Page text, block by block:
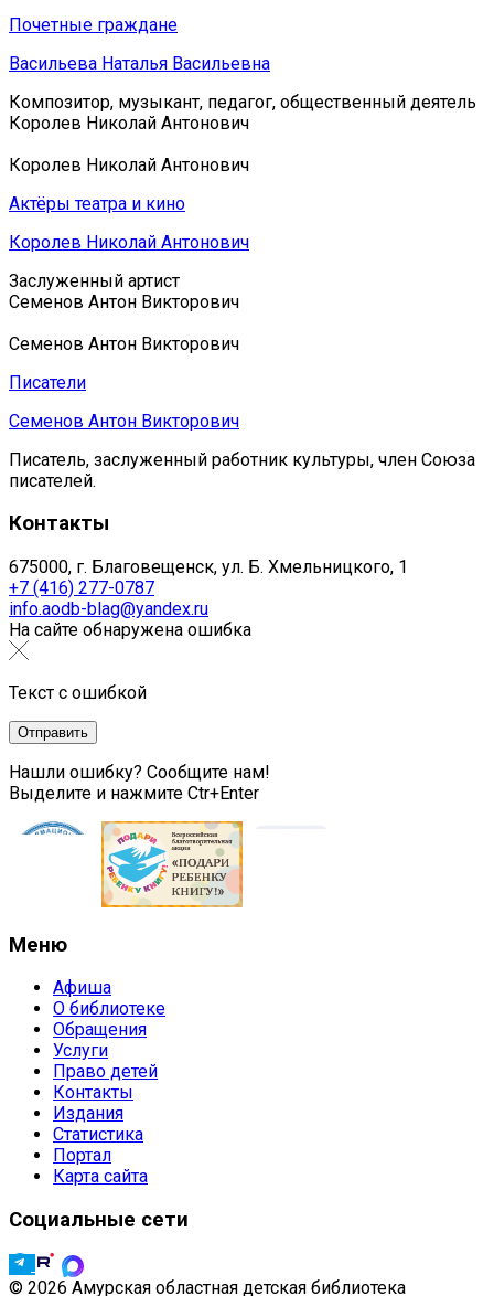
Почетные граждане
Васильева Наталья Васильевна
Композитор, музыкант, педагог, общественный деятель
Королев Николай Антонович
Королев Николай Антонович
Актёры театра и кино
Королев Николай Антонович
Заслуженный артист
Семенов Антон Викторович
Семенов Антон Викторович
Писатели
Семенов Антон Викторович
Писатель, заслуженный работник культуры, член Союза
писателей.
Контакты
675000, г. Благовещенск, ул. Б. Хмельницкого, 1
+7 (416) 277-0787
info.aodb-blag@yandex.ru
На сайте обнаружена ошибка
Текст с ошибкой
Нашли ошибку? Сообщите нам!
Выделите и нажмите Ctr+Enter
Меню
Афиша
О библиотеке
Обращения
Услуги
Право детей
Контакты
Издания
Статистика
Портал
Карта сайта
Социальные сети
© 2026 Амурская областная детская библиотека